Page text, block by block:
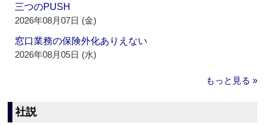
三つのPUSH
2026年08月07日 (金)
窓口業務の保険外化ありえない
2026年08月05日 (水)
もっと見る »
社説